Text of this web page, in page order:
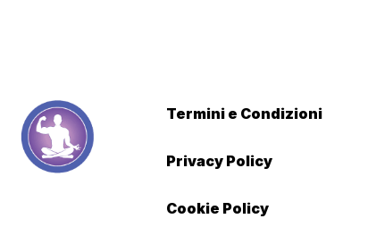
Termini e Condizioni
Privacy Policy
Cookie Policy